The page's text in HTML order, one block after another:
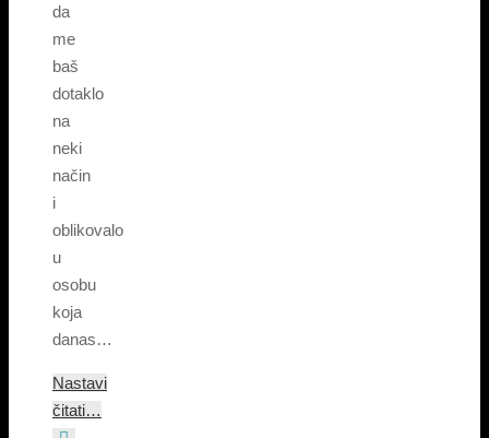
da
me
baš
dotaklo
na
neki
način
i
oblikovalo
u
osobu
koja
danas…
Nastavi
čitati…